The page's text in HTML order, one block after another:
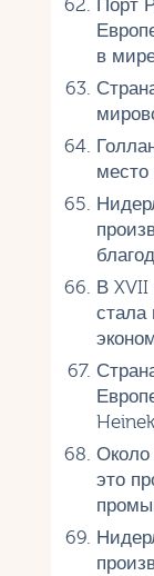
Порт
в
В XVII
стала
Около
это